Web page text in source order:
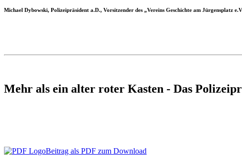
Michael Dybowski, Polizeipräsident a.D., Vorsitzender des „Vereins Geschichte am Jürgensplatz
Mehr als ein alter roter Kasten - Das
Beitrag als PDF zum Download